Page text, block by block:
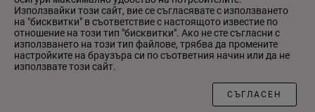
© 2026 Anabel Arto
Потребителско споразумение
Политика за поверителност
Използвайки този сайт, вие се съгласявате с използването
на "бисквитки" в съответствие с настоящото известие по
отношение на този тип "бисквитки". Ако не сте съгласни с
използването на този тип файлове, трябва да промените
настройките на браузъра си по съответния начин или да не
използвате този сайт.
СЪГЛАСЕН